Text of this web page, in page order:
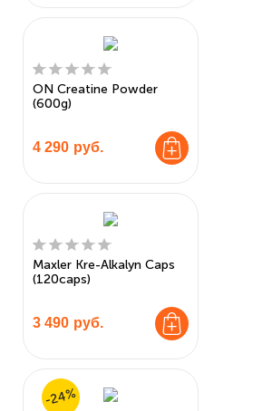
ON Creatine Powder
(600g)
4 290 руб.
Maxler Kre-Alkalyn Caps
(120caps)
3 490 руб.
-24%